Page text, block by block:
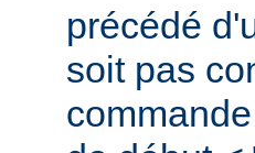
précédé
soit pas